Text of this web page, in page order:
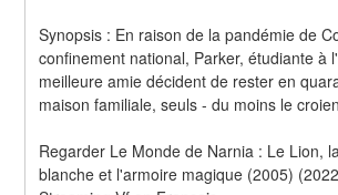
Synopsis : En raison de la pandémie de
confinement national, Parker, étudiante à
meilleure amie décident de rester en
maison familiale, seuls - du moins le
Regarder Le Monde de Narnia : Le Lion,
blanche et l'armoire magique (2005)